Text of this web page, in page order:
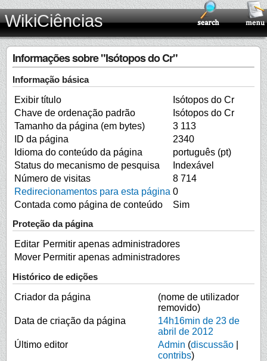
WikiCiências
Informações sobre "Isótopos do Cr"
Informação básica
Exibir título
Isótopos do Cr
Chave de ordenação padrão
Isótopos do Cr
Tamanho da página (em bytes)
3 113
ID da página
2340
Idioma do conteúdo da página
português (pt)
Status do mecanismo de pesquisa
Indexável
Número de visitas
8 714
Redirecionamentos para esta página 0
Contada como página de conteúdo
Sim
Proteção da página
Editar Permitir apenas administradores
Mover Permitir apenas administradores
Histórico de edições
Criador da página
(nome de utilizador
removido)
Data de criação da página
14h16min de 23 de
abril de 2012
Último editor
Admin (discussão
contribs)